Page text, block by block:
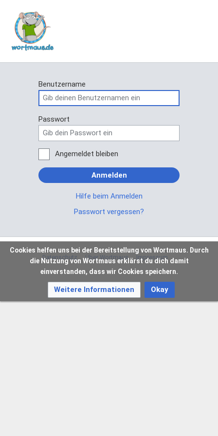
Benutzername
Passwort
Angemeldet bleiben
Anmelden
Hilfe beim Anmelden
Passwort vergessen?
Datenschutz Über Wortmaus Impressum
Cookies helfen uns bei der Bereitstellung von Wortmaus. Durch
die Nutzung von Wortmaus erklärst du dich damit
einverstanden, dass wir Cookies speichern.
Weitere Informationen Okay